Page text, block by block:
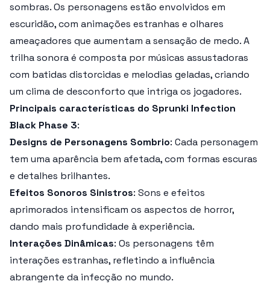
sombras. Os personagens estão envolvidos em
escuridão, com animações estranhas e olhares
ameaçadores que aumentam a sensação de medo. A
trilha sonora é composta por músicas assustadoras
com batidas distorcidas e melodias geladas, criando
um clima de desconforto que intriga os jogadores.
Principais características do Sprunki Infection
Black Phase 3:
Designs de Personagens Sombrio: Cada personagem
tem uma aparência bem afetada, com formas escuras
e detalhes brilhantes.
Efeitos Sonoros Sinistros: Sons e efeitos
aprimorados intensificam os aspectos de horror,
dando mais profundidade à experiência.
Interações Dinâmicas: Os personagens têm
interações estranhas, refletindo a influência
abrangente da infecção no mundo.